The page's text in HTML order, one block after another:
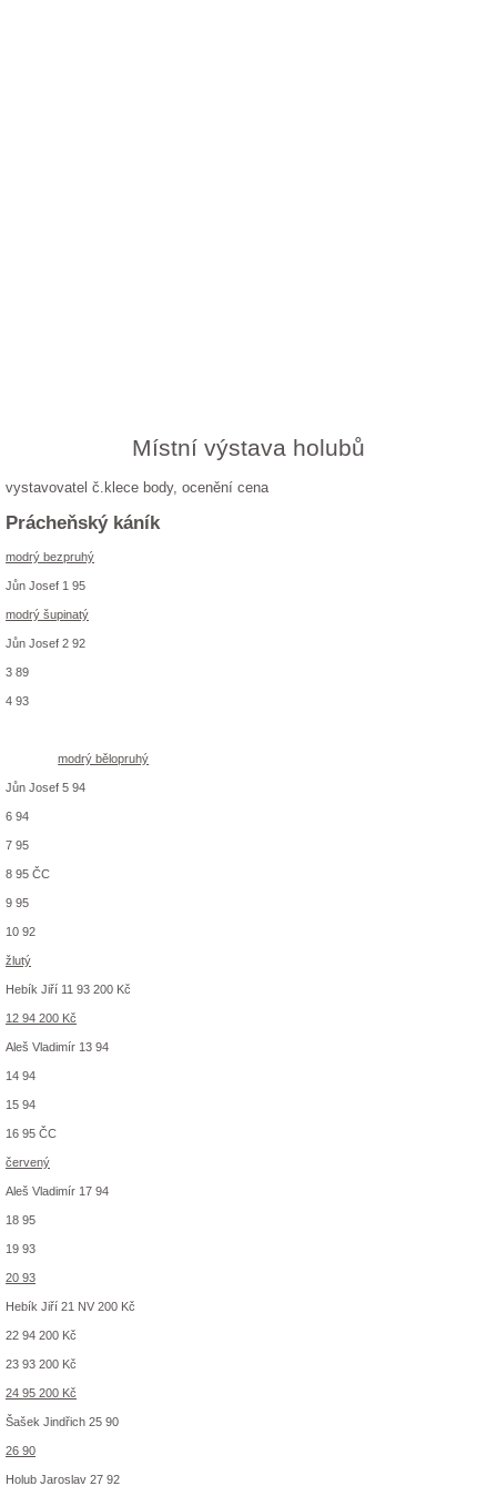
Místní výstava holubů
vystavovatel č.klece body, ocenění cena
Prácheňský káník
modrý bezpruhý
Jůn Josef 1 95
modrý šupinatý
Jůn Josef 2 92
3 89
4 93
modrý bělopruhý
Jůn Josef 5 94
6 94
7 95
8 95 ČC
9 95
10 92
žlutý
Hebík Jiří 11 93 200 Kč
12 94 200 Kč
Aleš Vladimír 13 94
14 94
15 94
16 95 ČC
červený
Aleš Vladimír 17 94
18 95
19 93
20 93
Hebík Jiří 21 NV 200 Kč
22 94 200 Kč
23 93 200 Kč
24 95 200 Kč
Šašek Jindřich 25 90
26 90
Holub Jaroslav 27 92